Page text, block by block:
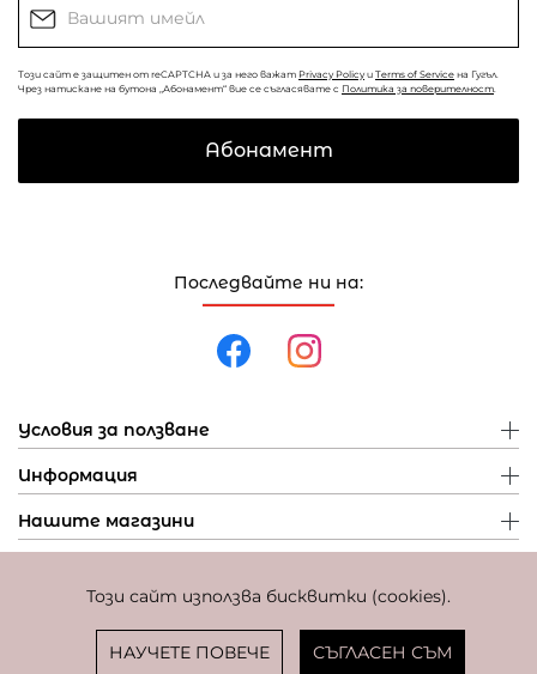
Този сайт използва бисквитки (cookies).
НАУЧЕТЕ ПОВЕЧЕ СЪГЛАСЕН СЪМ
Последвайте ни на:
Условия за ползване
Информация
Нашите магазини
Този сайт е защитен от reCAPTCHA и за него важат Privacy Policy и Terms of Service на Гугъл.
Чрез натискане на бутона „Абонамент“ вие се съгласявате с Политика за поверителност
Абонамент
Фиксиран курс за превалутиране: 1 EUR = 1,95583 BGN